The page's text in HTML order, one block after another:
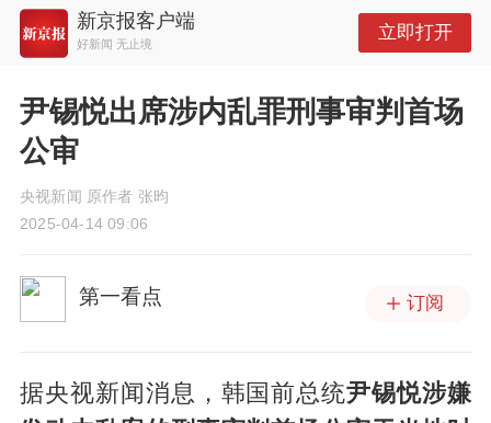
新京报客户端
好新闻 无止境
立即打开
尹锡悦出席涉内乱罪刑事审判首场
公审
央视新闻 原作者 张昀
2025-04-14 09:06
第一看点 订阅
据央视新闻消息，韩国前总统尹锡悦涉嫌